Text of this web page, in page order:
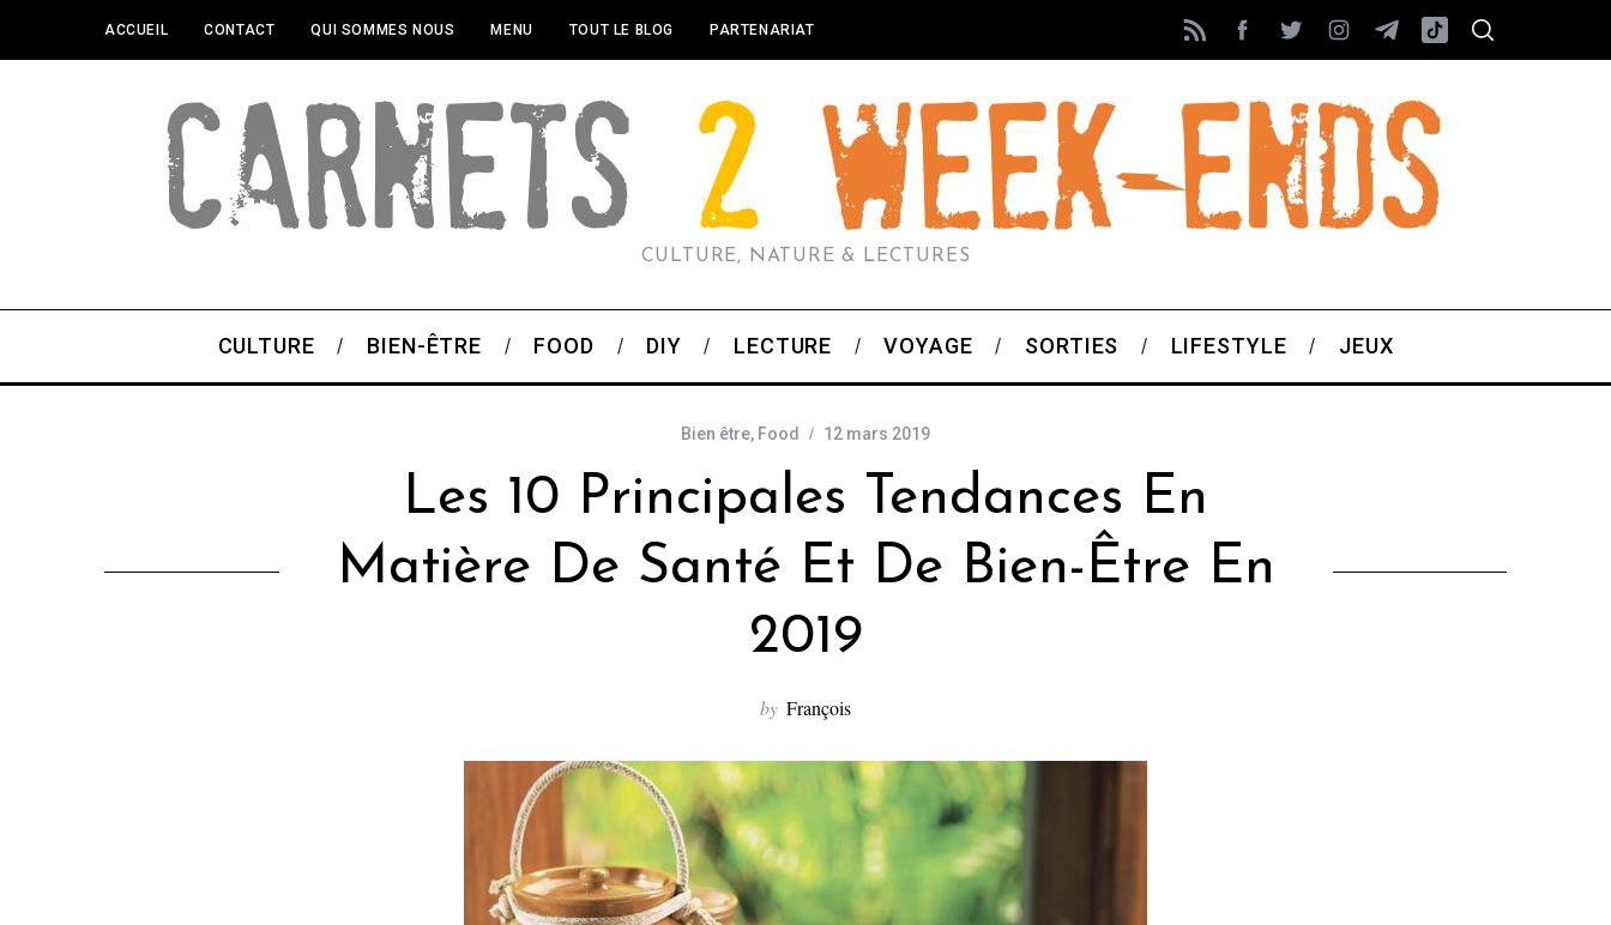
ACCUEIL CONTACT QUI SOMMES NOUS MENU TOUT LE BLOG PARTENARIAT
CULTURE, NATURE & LECTURES
CULTURE BIEN-ÊTRE FOOD DIY LECTURE VOYAGE SORTIES LIFESTYLE JEUX
Bien être, Food 12 mars 2019
Les 10 Principales Tendances En
Matière De Santé Et De Bien-Être En
2019
by François